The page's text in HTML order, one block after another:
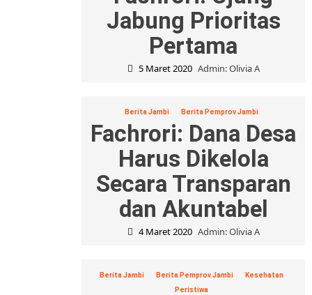
Jabung Prioritas
Pertama
5 Maret 2020 Admin: Olivia A
Berita Jambi Berita Pemprov Jambi
Fachrori: Dana Desa
Harus Dikelola
Secara Transparan
dan Akuntabel
4 Maret 2020 Admin: Olivia A
Berita Jambi Berita Pemprov Jambi
Kesehatan
Peristiwa